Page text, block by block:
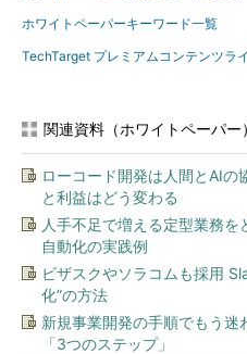
ホワイトペーパーキーワード一覧
TechTarget プレミアムコンテンツラ
関連資料（ホワイトペーパー）
ローコード開発は人間とAI
と利益はどう変わる
人手不足で増える定型業務を
自動化の実践例
ビザスクやソラコムも採用
化”の方法
新規事業開発の手順でもう
「3つのステップ」